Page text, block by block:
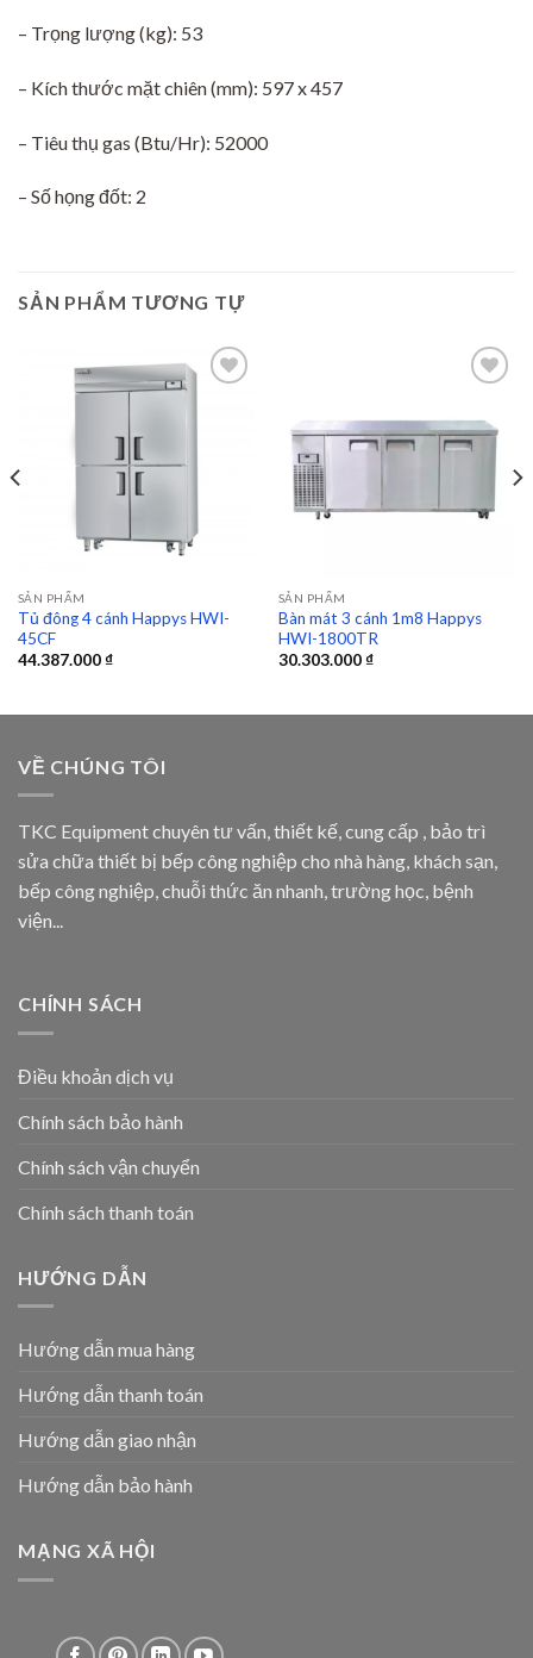
– Trọng lượng (kg): 53
– Kích thước mặt chiên (mm): 597 x 457
– Tiêu thụ gas (Btu/Hr): 52000
– Số họng đốt: 2
SẢN PHẨM TƯƠNG TỰ
SẢN PHẨM
Tủ đông 4 cánh Happys HWI-
45CF
44.387.000₫
Add to
SẢN PHẨM
Bàn mát 3 cánh 1m8 Happys
HWI-1800TR
30.303.000₫
VỀ CHÚNG TÔI
TKC Equipment chuyên tư vấn, thiết kế, cung cấp , bảo trì
sửa chữa thiết bị bếp công nghiệp cho nhà hàng, khách sạn,
bếp công nghiệp, chuỗi thức ăn nhanh, trường học, bệnh
viện...
CHÍNH SÁCH
Điều khoản dịch vụ
Chính sách bảo hành
Chính sách vận chuyển
Chính sách thanh toán
HƯỚNG DẪN
Hướng dẫn mua hàng
Hướng dẫn thanh toán
Hướng dẫn giao nhận
Hướng dẫn bảo hành
MẠNG XÃ HỘI